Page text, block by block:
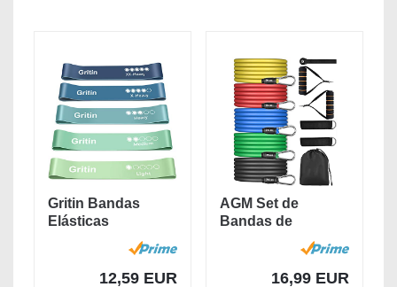
Gritin Bandas
Elásticas
Fitness/Bandas
12,59 EUR
AGM Set de
Bandas de
Bandas...16,99 EUR